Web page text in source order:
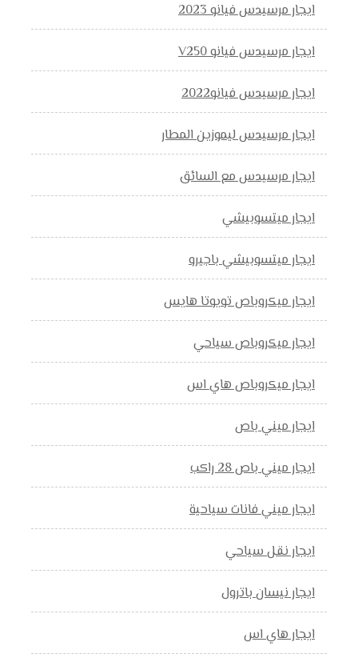
ايجار مرسيدس فيانو 2023
ايجار مرسيدس فيانو V250
ايجار مرسيدس فيانو2022
ايجار مرسيدس ليموزين المطار
ايجار مرسيدس مع السائق
ايجار ميتسوبيشي
ايجار ميتسوبيشي باجيرو
ايجار ميكروباص تويوتا هايس
ايجار ميكروباص سياحي
ايجار ميكروباص هاي اس
ايجار ميني باص
ايجار ميني باص 28 راكب
ايجار ميني فانات سياحية
ايجار نقل سياحي
ايجار نيسان باترول
ايجار هاي اس